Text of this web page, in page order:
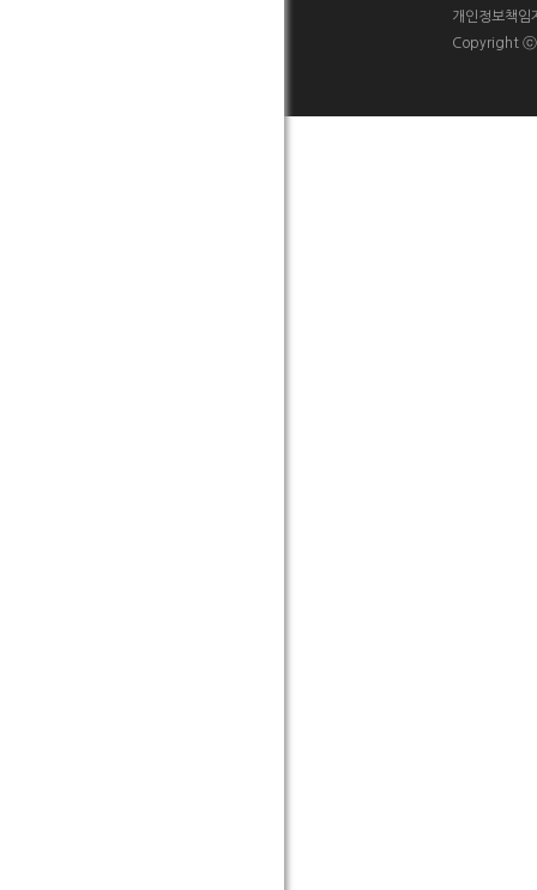
개인정보책
Copyright